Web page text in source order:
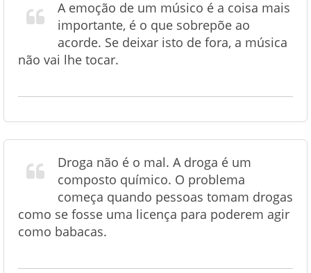
A emoção de um músico é a coisa mais
importante, é o que sobrepõe ao
acorde. Se deixar isto de fora, a música
não vai lhe tocar.
Droga não é o mal. A droga é um
composto químico. O problema
começa quando pessoas tomam drogas
como se fosse uma licença para poderem agir
como babacas.